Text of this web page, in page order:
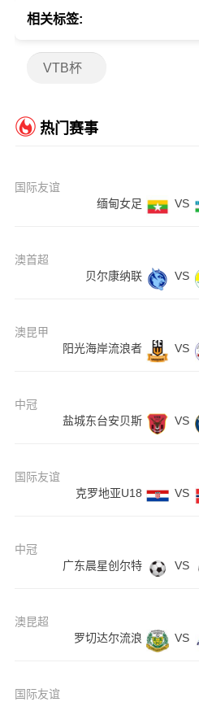
相关标签:
VTB杯
热门赛事
国际友谊
缅甸女足
VS
澳首超
贝尔康纳联
VS
澳昆甲
阳光海岸流浪者
VS
中冠
盐城东台安贝斯
VS
国际友谊
克罗地亚U18
VS
中冠
广东晨星创尔特
VS
澳昆超
罗切达尔流浪
VS
国际友谊